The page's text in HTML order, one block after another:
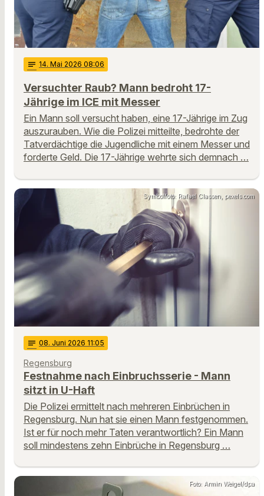
notes 14. Mai 2026 08:06
Versuchter Raub? Mann bedroht 17-
Jährige im ICE mit Messer
Ein Mann soll versucht haben, eine 17-Jährige im Zug
auszurauben. Wie die Polizei mitteilte, bedrohte der
Tatverdächtige die Jugendliche mit einem Messer und
forderte Geld. Die 17-Jährige wehrte sich demnach …
Symbolfoto: Rafael Classen, pexels.com
notes 08. Juni 2026 11:05
Regensburg
Festnahme nach Einbruchsserie - Mann
sitzt in U-Haft
Die Polizei ermittelt nach mehreren Einbrüchen in
Regensburg. Nun hat sie einen Mann festgenommen.
Ist er für noch mehr Taten verantwortlich? Ein Mann
soll mindestens zehn Einbrüche in Regensburg …
Foto: Armin Weigel/dpa